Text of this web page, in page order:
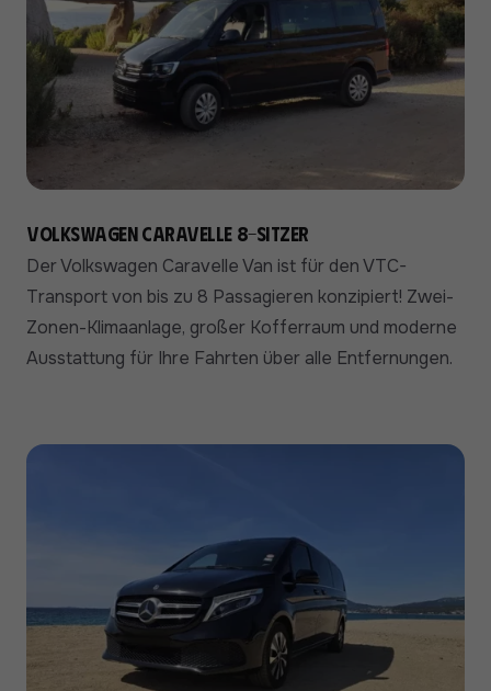
Volkswagen Caravelle 8-Sitzer
Der Volkswagen Caravelle Van ist für den VTC-
Transport von bis zu 8 Passagieren konzipiert! Zwei-
Zonen-Klimaanlage, großer Kofferraum und moderne
Ausstattung für Ihre Fahrten über alle Entfernungen.